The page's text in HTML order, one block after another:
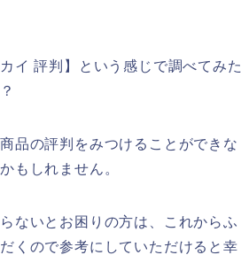
イ 評判】という感じで調べてみた
品の評判をみつけることができな
もしれません。
ないとお困りの方は、これからふ
くので参考にしていただけると幸